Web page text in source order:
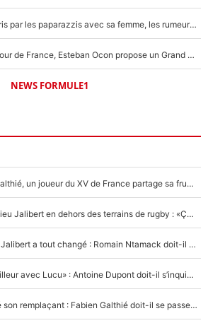
F1 : Charles Leclerc surpris par les paparazzis avec sa femme, les rumeurs étaient vraies !
Comme pour le final du Tour de France, Esteban Ocon propose un Grand Prix de Formule 1 à Paris : «Autour de l’Arc de Triomphe, ce serait génial» !
NEWS FORMULE1
Mis de côté par Fabien Galthié, un joueur du XV de France partage sa frustration : «ils ne me l’ont pas dit tout de suite»
La raison d'être de Matthieu Jalibert en dehors des terrains de rugby : «Ça m'atteint autant que si tu touches à un membre de ma famille»
XV de France - Matthieu Jalibert a tout changé : Romain Ntamack doit-il s’inquiéter pour sa place à un an de la Coupe du monde ?
«Le XV de France est meilleur avec Lucu» : Antoine Dupont doit-il s’inquiéter pour sa place ?
Le XV de France a trouvé son remplaçant : Fabien Galthié doit-il se passer d'Antoine Dupont ?